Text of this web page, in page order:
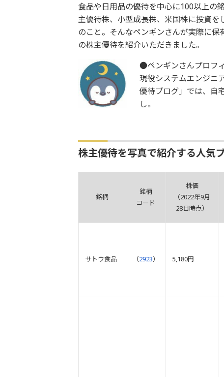
食品や日用品の優待を中心に100以上の
主優待株、小型成長株、米国株に投資を
のこと。そんなペンギンさんが実際に
の株主優待を紹介いただきました。
●ペンギンさんプロフ
現役システムエンジニ
優待ブログ」では、自
し。
株主優待を写真で紹介する人気
銘柄
銘柄
コード
株価
（2022年9月
28日時点）
サトウ食品 （2923） 5,180円